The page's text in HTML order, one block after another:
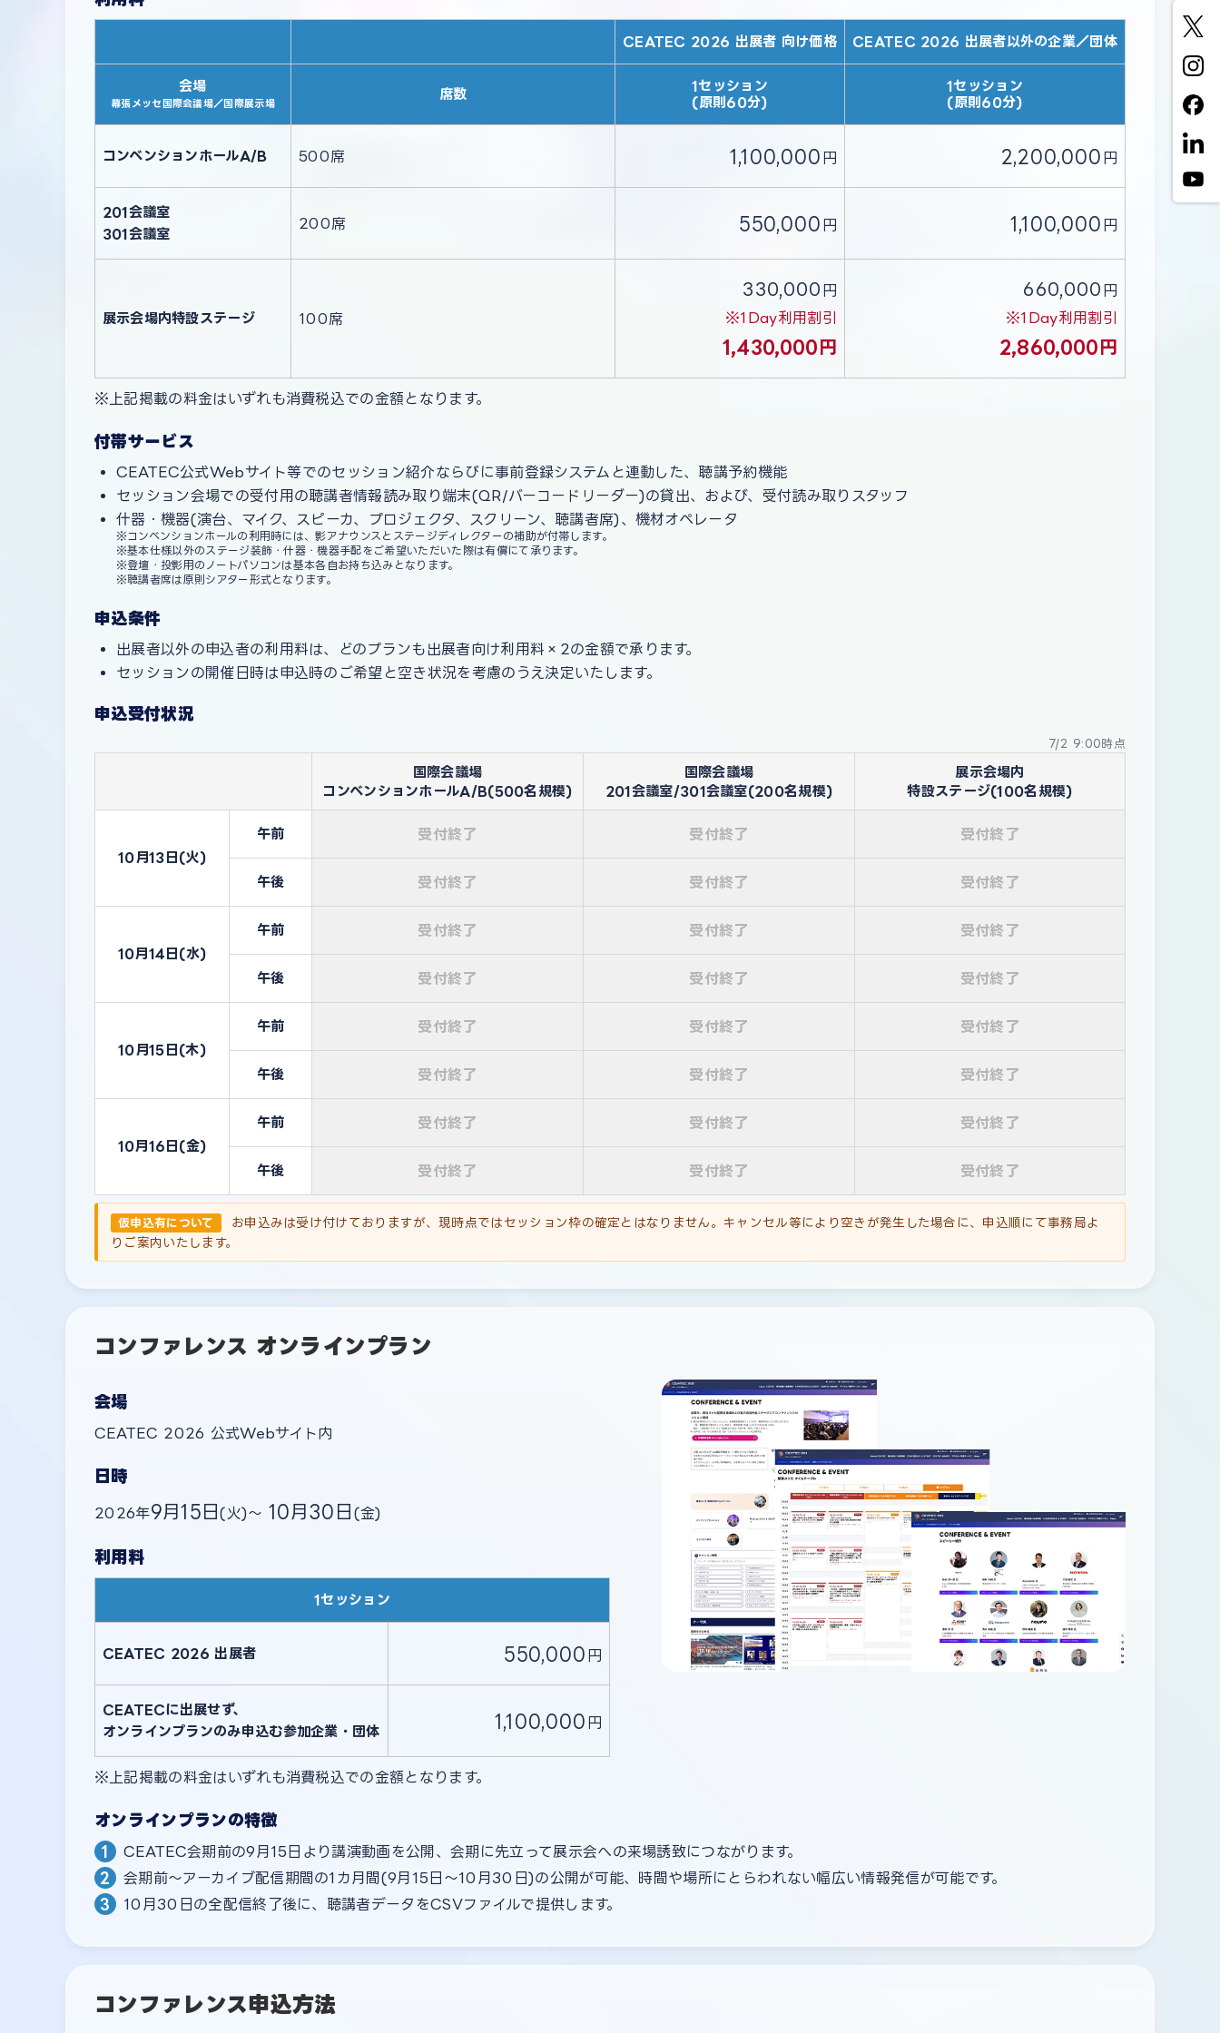
CEATEC 2026 出展者 向け価格 CEATEC 2026 出展者以外の企業／団体
会場
幕張メッセ国際会議場／国際展示場
席数
1セッション
(原則60分)
1セッション
(原則60分)
コンベンションホールA/B 500席 1,100,000 円 2,200,000 円
201会議室
301会議室
200席 550,000 円 1,100,000 円
展示会場内特設ステージ 100席
330,000 円
※1Day利用割引
1,430,000円
660,000 円
※1Day利用割引
2,860,000円
上記掲載の料金はいずれも消費税込での金額となります。
付帯サービス
CEATEC公式Webサイト等でのセッション紹介ならびに事前登録システムと連動した、聴講予約機能
セッション会場での受付用の聴講者情報読み取り端末(QR/バーコードリーダー)の貸出、および、受付読み取りスタッフ
什器・機器(演台、マイク、スピーカ、プロジェクタ、スクリーン、聴講者席)、機材オペレータ
コンベンションホールの利用時には、影アナウンスとステージディレクターの補助が付帯します。
基本仕様以外のステージ装飾・什器・機器手配をご希望いただいた際は有償にて承ります。
登壇・投影用のノートパソコンは基本各自お持ち込みとなります。
聴講者席は原則シアター形式となります。
申込条件
出展者以外の申込者の利用料は、どのプランも出展者向け利用料×2の金額で承ります。
セッションの開催日時は申込時のご希望と空き状況を考慮のうえ決定いたします。
申込受付状況
7/2 9:00時点
国際会議場
コンベンションホールA/B(500名規模)
国際会議場
201会議室/301会議室(200名規模)
展示会場内
特設ステージ(100名規模)
10月13日(火)
午前 受付終了 受付終了 受付終了
午後 受付終了 受付終了 受付終了
10月14日(水)
午前 受付終了 受付終了 受付終了
午後 受付終了 受付終了 受付終了
10月15日(木)
午前 受付終了 受付終了 受付終了
午後 受付終了 受付終了 受付終了
10月16日(金)
午前 受付終了 受付終了 受付終了
午後 受付終了 受付終了 受付終了
仮申込有について
お申込みは受け付けておりますが、現時点ではセッション枠の確定とはなりません。キャンセル等により空きが発生した場合に、申込順にて事務局よ
りご案内いたします。
コンファレンス オンラインプラン
会場
CEATEC 2026 公式Webサイト内
日時
2026年9月15日(火)～ 10月30日 (金)
利用料
1セッション
CEATEC 2026 出展者 550,000 円
CEATECに出展せず、
オンラインプランのみ申込む参加企業・団体
1,100,000 円
上記掲載の料金はいずれも消費税込での金額となります。
オンラインプランの特徴
CEATEC会期前の9月15日より講演動画を公開、会期に先立って展示会への来場誘致につながります。
会期前〜アーカイブ配信期間の1カ月間(9月15日〜10月30日)の公開が可能、時間や場所にとらわれない幅広い情報発信が可能です。
10月30日の全配信終了後に、聴講者データをCSVファイルで提供します。
コンファレンス申込方法